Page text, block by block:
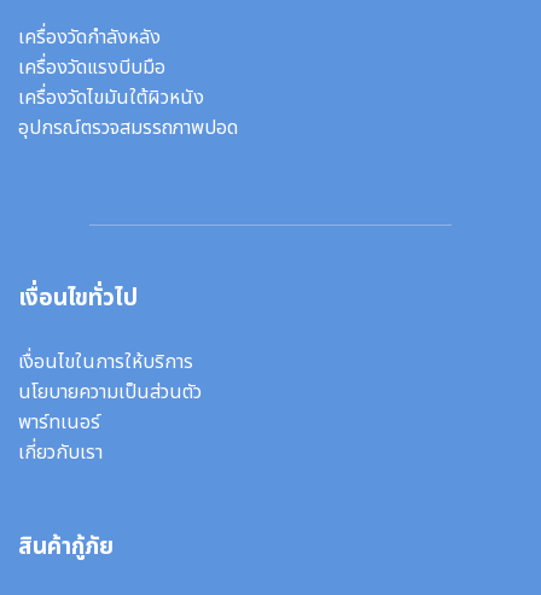
เครื่องวัดกำลังหลัง
เครื่องวัดแรงบีบมือ
เครื่องวัดไขมันใต้ผิวหนัง
อุปกรณ์ตรวจสมรรถภาพปอด
เงื่อนไขทั่วไป
เงื่อนไขในการให้บริการ
นโยบายความเป็นส่วนตัว
พาร์ทเนอร์
เกี่ยวกับเรา
สินค้ากู้ภัย